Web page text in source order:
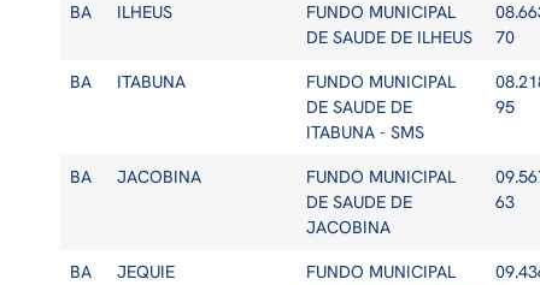
BA ILHEUS
FUNDO MUNICIPAL
DE SAUDE DE ILHEUS
70
BA ITABUNA
FUNDO MUNICIPAL
DE SAUDE DE
ITABUNA - SMS
95
BA JACOBINA
FUNDO MUNICIPAL
DE SAUDE DE
JACOBINA
63
BA JEQUIE
FUNDO MUNICIPAL